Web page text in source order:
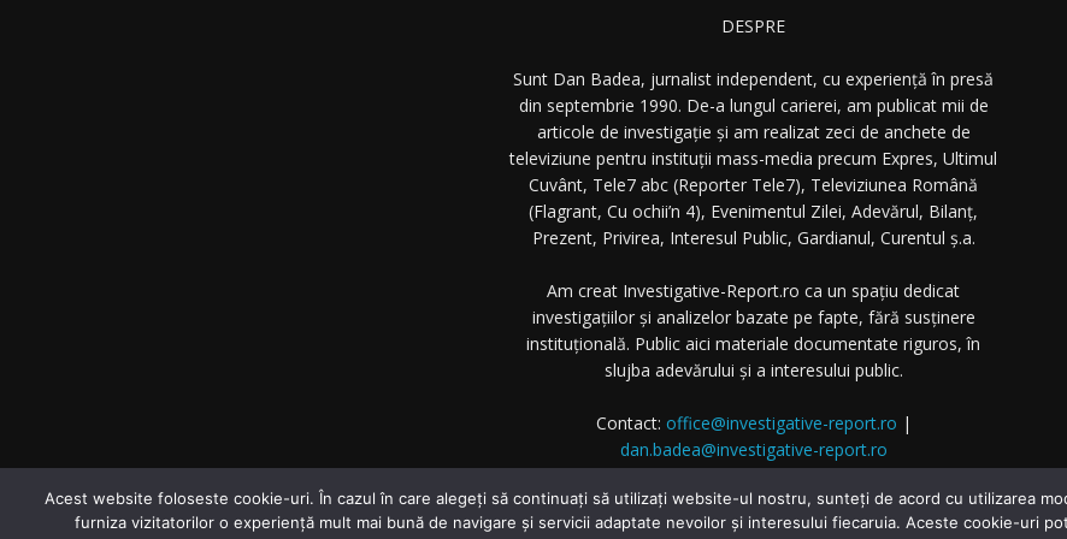
DESPRE
Sunt Dan Badea, jurnalist independent, cu experiență în presă
din septembrie 1990. De-a lungul carierei, am publicat mii de
articole de investigație și am realizat zeci de anchete de
televiziune pentru instituții mass-media precum Expres, Ultimul
Cuvânt, Tele7 abc (Reporter Tele7), Televiziunea Română
(Flagrant, Cu ochii’n 4), Evenimentul Zilei, Adevărul, Bilanț,
Prezent, Privirea, Interesul Public, Gardianul, Curentul ș.a.
Am creat Investigative-Report.ro ca un spațiu dedicat
investigațiilor și analizelor bazate pe fapte, fără susținere
instituțională. Public aici materiale documentate riguros, în
slujba adevărului și a interesului public.
Contact: office@investigative-report.ro |
dan.badea@investigative-report.ro
© 2025 Investigative-Report.ro. Toate drepturile rezervate.
Acest website foloseste cookie-uri. În cazul în care alegeți să continuați să utilizați website-ul nostru, sunteți de acord cu utilizarea
furniza vizitatorilor o experiență mult mai bună de navigare și servicii adaptate nevoilor și interesului fiecaruia. Aceste cookie-uri